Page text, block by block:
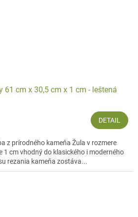
61 cm x 30,5 cm x 1 cm - leštená
DETAIL
z prírodného kameňa Žula v rozmere
1 cm vhodný do klasického i moderného
rezania kameňa zostáva...